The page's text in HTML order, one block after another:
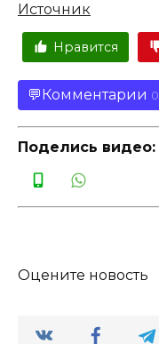
Источник
Нравится
Комментарии 0
Поделись видео:
Оцените новость